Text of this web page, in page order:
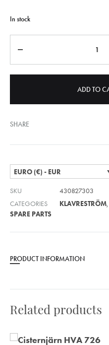
In stock
ADD TO
SHARE
EURO (€) - EUR
SKU
430827303
CATEGORIES
KLAVRESTRÖM
SPARE PARTS
PRODUCT INFORMATION
Related products